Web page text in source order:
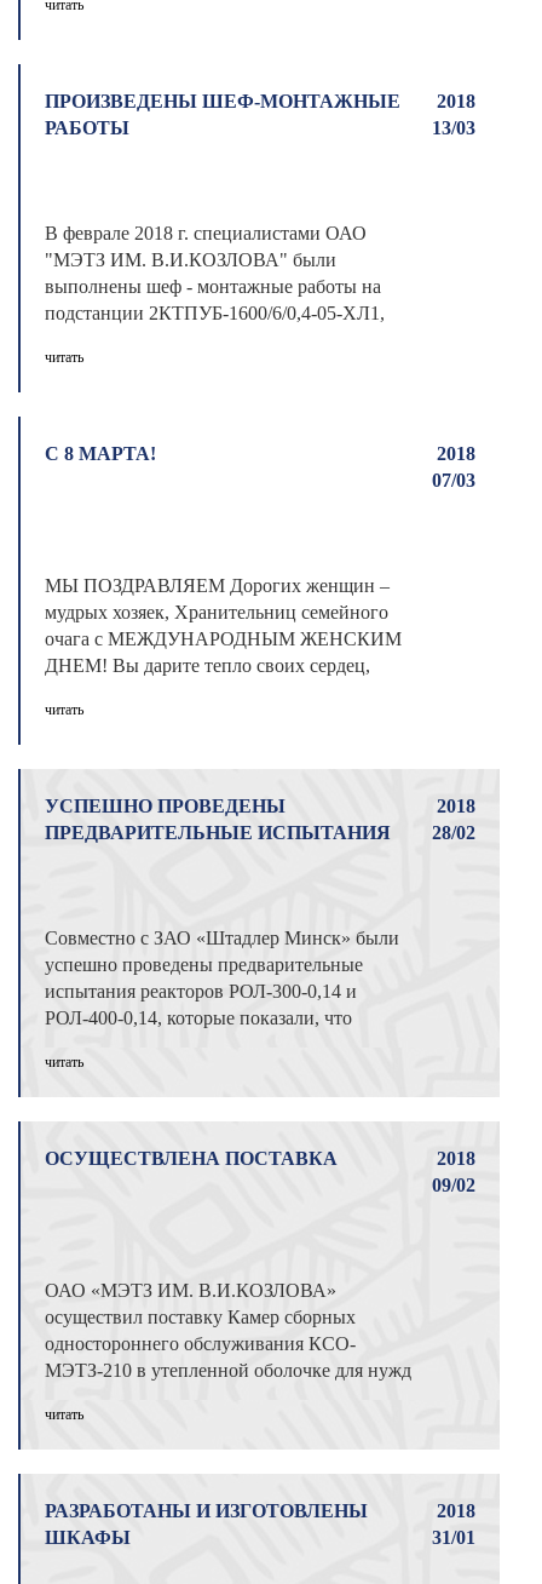
читать
ПРОИЗВЕДЕНЫ ШЕФ-МОНТАЖНЫЕ
РАБОТЫ
2018
13/03
В феврале 2018 г. специалистами ОАО
"МЭТЗ ИМ. В.И.КОЗЛОВА" были
выполнены шеф - монтажные работы на
подстанции 2КТПУБ-1600/6/0,4-05-ХЛ1,
читать
С 8 МАРТА!
2018
07/03
МЫ ПОЗДРАВЛЯЕМ Дорогих женщин –
мудрых хозяек, Хранительниц семейного
очага с МЕЖДУНАРОДНЫМ ЖЕНСКИМ
ДНЕМ! Вы дарите тепло своих сердец,
читать
УСПЕШНО ПРОВЕДЕНЫ
ПРЕДВАРИТЕЛЬНЫЕ ИСПЫТАНИЯ
2018
28/02
Совместно с ЗАО «Штадлер Минск» были
успешно проведены предварительные
испытания реакторов РОЛ-300-0,14 и
РОЛ-400-0,14, которые показали, что
читать
ОСУЩЕСТВЛЕНА ПОСТАВКА
2018
09/02
ОАО «МЭТЗ ИМ. В.И.КОЗЛОВА»
осуществил поставку Камер сборных
одностороннего обслуживания КСО-
МЭТЗ-210 в утепленной оболочке для нужд
читать
РАЗРАБОТАНЫ И ИЗГОТОВЛЕНЫ
ШКАФЫ
2018
31/01